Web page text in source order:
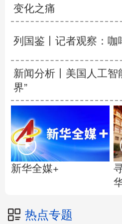
变化之痛
列国鉴丨记者观察：咖
新闻分析丨美国人工智
界”
新华全媒+
热点专题